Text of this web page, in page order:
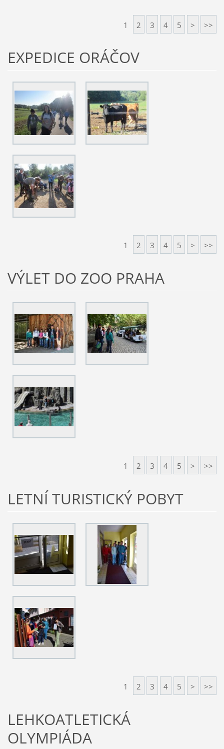
1 2 3 4 5 > >>
EXPEDICE ORÁČOV
1 2 3 4 5 > >>
VÝLET DO ZOO PRAHA
1 2 3 4 5 > >>
LETNÍ TURISTICKÝ POBYT
1 2 3 4 5 > >>
LEHKOATLETICKÁ
OLYMPIÁDA